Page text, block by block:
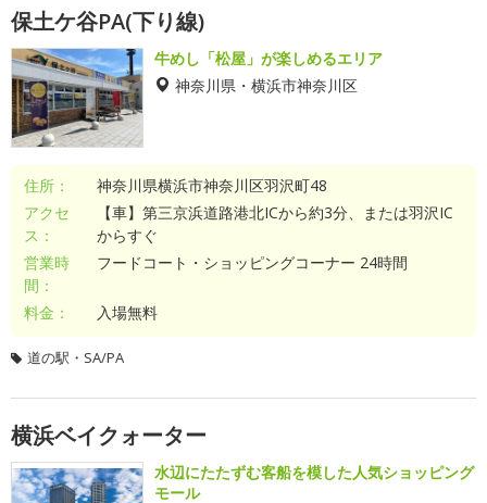
保土ケ谷PA(下り線)
牛めし「松屋」が楽しめるエリア
神奈川県・横浜市神奈川区
住所：
神奈川県横浜市神奈川区羽沢町48
アクセ
ス：
【車】第三京浜道路港北ICから約3分、または羽沢IC
からすぐ
営業時
間：
フードコート・ショッピングコーナー 24時間
料金： 入場無料
道の駅・SA/PA
横浜ベイクォーター
水辺にたたずむ客船を模した人気ショッピング
モール